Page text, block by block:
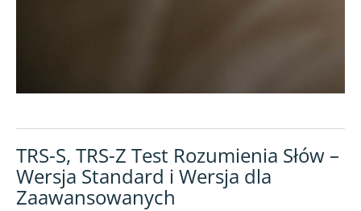
TRS-S, TRS-Z Test Rozumienia Słów –
Wersja Standard i Wersja dla
Zaawansowanych